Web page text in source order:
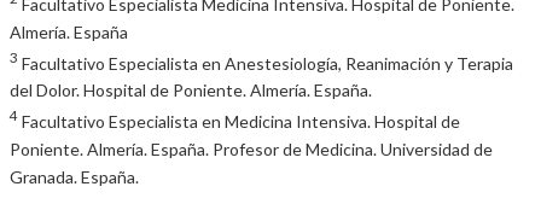
Almería. España
3 Facultativo Especialista en Anestesiología, Reanimación y Terapia
del Dolor. Hospital de Poniente. Almería. España.
4 Facultativo Especialista en Medicina Intensiva. Hospital de
Poniente. Almería. España. Profesor de Medicina. Universidad de
Granada. España.